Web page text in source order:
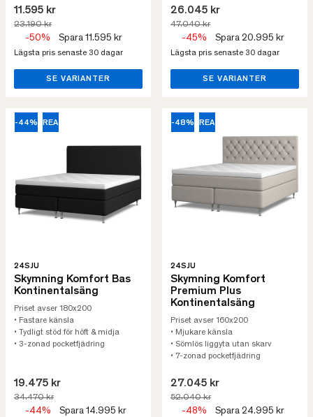
11.595 kr
23.190 kr
-50% Spara 11.595 kr
Lägsta pris senaste 30 dagar
SE VARIANTER
26.045 kr
47.040 kr
-45% Spara 20.995 kr
Lägsta pris senaste 30 dagar
SE VARIANTER
-44% REA
24SJU
Skymning Komfort Bas
Kontinentalsäng
Priset avser 180x200
• Fastare känsla
• Tydligt stöd för höft & midja
• 3-zonad pocketfjädring
19.475 kr
34.470 kr
-44% Spara 14.995 kr
-48% REA
24SJU
Skymning Komfort
Premium Plus
Kontinentalsäng
Priset avser 160x200
• Mjukare känsla
• Sömlös liggyta utan skarv
• 7-zonad pocketfjädring
27.045 kr
52.040 kr
-48% Spara 24.995 kr